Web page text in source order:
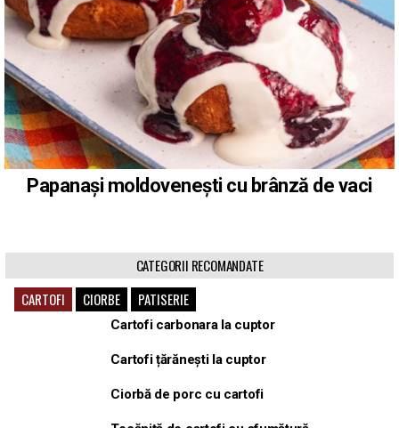
Papanași moldovenești cu brânză de vaci
CATEGORII RECOMANDATE
CARTOFI
CIORBE PATISERIE
Cartofi carbonara la cuptor
Cartofi țărănești la cuptor
Ciorbă de porc cu cartofi